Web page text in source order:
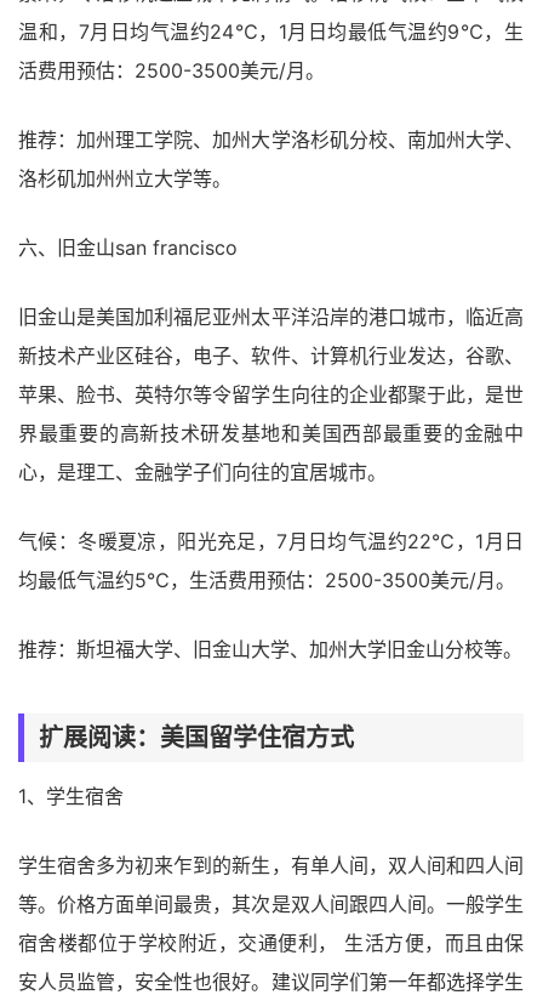
温和，7月日均气温约24℃，1月日均最低气温约9℃，生
活费用预估：2500-3500美元/月。
推荐：加州理工学院、加州大学洛杉矶分校、南加州大学、
洛杉矶加州州立大学等。
六、旧金山san francisco
旧金山是美国加利福尼亚州太平洋沿岸的港口城市，临近高
新技术产业区硅谷，电子、软件、计算机行业发达，谷歌、
苹果、脸书、英特尔等令留学生向往的企业都聚于此，是世
界最重要的高新技术研发基地和美国西部最重要的金融中
心，是理工、金融学子们向往的宜居城市。
气候：冬暖夏凉，阳光充足，7月日均气温约22℃，1月日
均最低气温约5℃，生活费用预估：2500-3500美元/月。
推荐：斯坦福大学、旧金山大学、加州大学旧金山分校等。
扩展阅读：美国留学住宿方式
1、学生宿舍
学生宿舍多为初来乍到的新生，有单人间，双人间和四人间
等。价格方面单间最贵，其次是双人间跟四人间。一般学生
宿舍楼都位于学校附近，交通便利， 生活方便，而且由保
安人员监管，安全性也很好。建议同学们第一年都选择学生